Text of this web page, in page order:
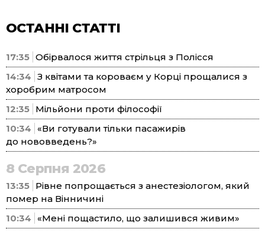
ОСТАННІ СТАТТІ
17:35 Обірвалося життя стрільця з Полісся
14:34 З квітами та короваєм у Корці прощалися з
хоробрим матросом
12:35 Мільйони проти філософії
10:34
«Ви готували тільки пасажирів
до нововведень?»
8 Серпня 2026
13:35 Рівне попрощається з анестезіологом, який
помер на Вінничині
10:34
«Мені пощастило, що залишився живим»